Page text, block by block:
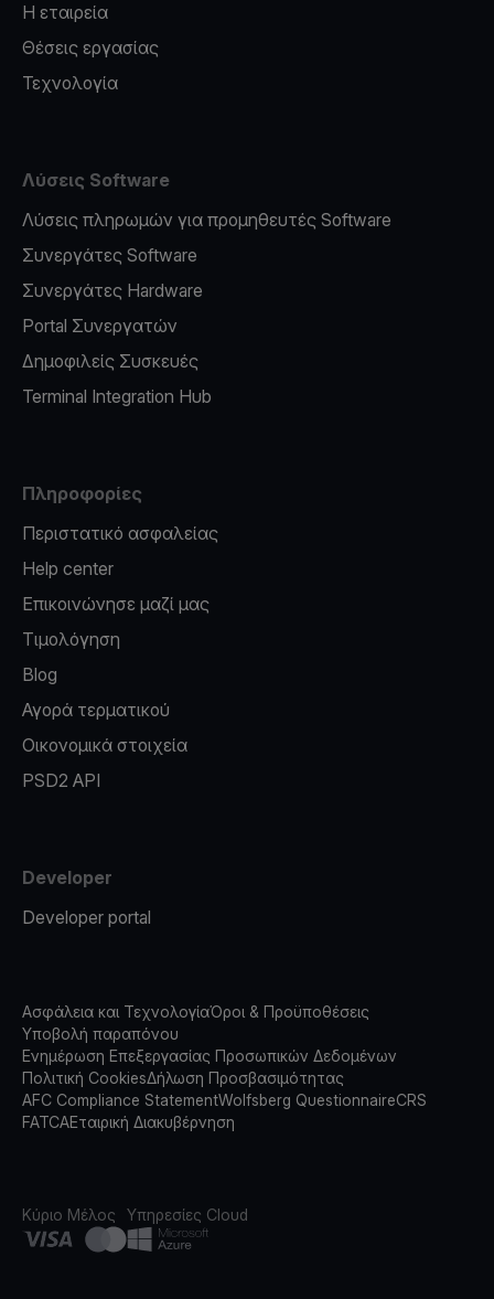
Η εταιρεία
Θέσεις εργασίας
Τεχνολογία
Λύσεις Software
Λύσεις πληρωμών για προμηθευτές Software
Συνεργάτες Software
Συνεργάτες Hardware
Portal Συνεργατών
Δημοφιλείς Συσκευές
Terminal Integration Hub
Πληροφορίες
Περιστατικό ασφαλείας
Help center
Επικοινώνησε μαζί μας
Τιμολόγηση
Blog
Αγορά τερματικού
Οικονομικά στοιχεία
PSD2 API
Developer
Developer portal
Ασφάλεια και ΤεχνολογίαΌροι & Προϋποθέσεις
Υποβολή παραπόνου
Ενημέρωση Επεξεργασίας Προσωπικών Δεδομένων
Πολιτική CookiesΔήλωση Προσβασιμότητας
AFC Compliance StatementWolfsberg QuestionnaireCRS
FATCAΕταιρική Διακυβέρνηση
Κύριο Μέλος Υπηρεσίες Cloud